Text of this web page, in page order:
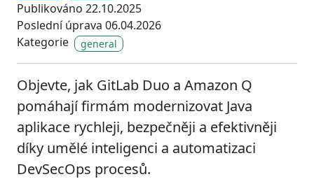
Publikováno 22.10.2025
Poslední úprava 06.04.2026
Kategorie
general
Objevte, jak GitLab Duo a Amazon Q
pomáhají firmám modernizovat Java
aplikace rychleji, bezpečněji a efektivněji
díky umělé inteligenci a automatizaci
DevSecOps procesů.